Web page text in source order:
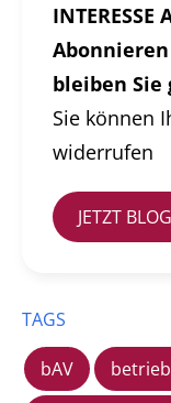
INTERESSE
bleiben
Sie können
widerrufen
JETZT
TAGS
bAV